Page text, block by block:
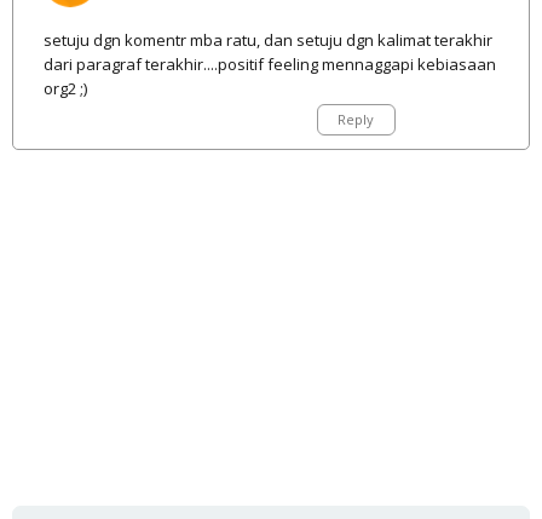
setuju dgn komentr mba ratu, dan setuju dgn kalimat terakhir
dari paragraf terakhir....positif feeling mennaggapi kebiasaan
org2 ;)
Reply